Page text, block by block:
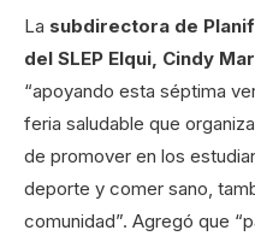
La subdirectora de
del SLEP Elqui, Cindy
“apoyando esta séptima
feria saludable que
de promover en los
deporte y comer sano,
comunidad”. Agregó que